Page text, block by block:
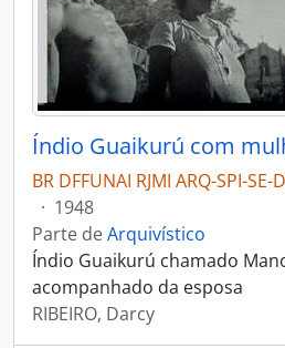
Índio Guaikurú com
BR DFFUNAI RJMI ARQ-SPI-SE-
· 1948
Parte deArquivístico
Índio Guaikurú chamado
acompanhado da esposa
RIBEIRO, Darcy